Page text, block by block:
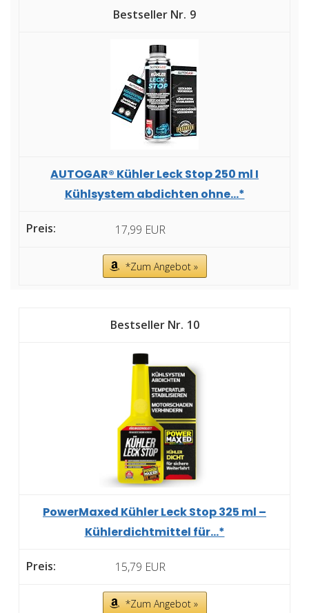
9
AUTOGAR® Kühler Leck Stop 250 ml I
Kühlsystem abdichten ohne...*
17,99 EUR
*Zum Angebot »
10
PowerMaxed Kühler Leck Stop 325 ml –
Kühlerdichtmittel für...*
15,79 EUR
*Zum Angebot »